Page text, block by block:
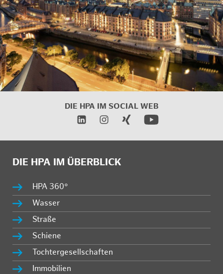
DIE HPA IM SOCIAL WEB
DIE HPA IM ÜBERBLICK
HPA 360°
Wasser
Straße
Schiene
Tochtergesellschaften
Immobilien